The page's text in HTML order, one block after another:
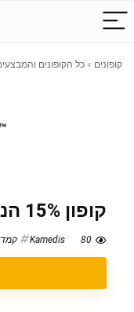
קופונים » כל הקופונים
קופון 15% הנחה – Kamedis קמדיס
80 Kamedis קמדיס